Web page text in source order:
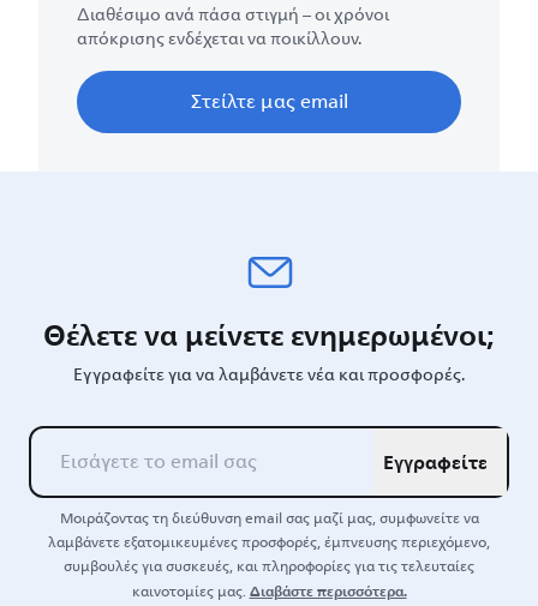
Διαθέσιμο ανά πάσα στιγμή – οι χρόνοι
απόκρισης ενδέχεται να ποικίλλουν.
Στείλτε μας email
Θέλετε να μείνετε ενημερωμένοι;
Εγγραφείτε για να λαμβάνετε νέα και προσφορές.
Εγγραφείτε
Μοιράζοντας τη διεύθυνση email σας μαζί μας, συμφωνείτε να
λαμβάνετε εξατομικευμένες προσφορές, έμπνευσης περιεχόμενο,
συμβουλές για συσκευές, και πληροφορίες για τις τελευταίες
καινοτομίες μας.Διαβάστε περισσότερα.